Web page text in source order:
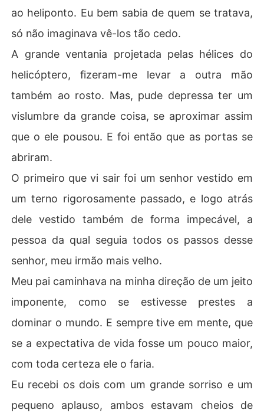
ao heliponto. Eu bem sabia de quem se tratava,
só não imaginava vê-los tão cedo.
A grande ventania projetada pelas hélices do
helicóptero, fizeram-me levar a outra mão
também ao rosto. Mas, pude depressa ter um
vislumbre da grande coisa, se aproximar assim
que o ele pousou. E foi então que as portas se
abriram.
O primeiro que vi sair foi um senhor vestido em
um terno rigorosamente passado, e logo atrás
dele vestido também de forma impecável, a
pessoa da qual seguia todos os passos desse
senhor, meu irmão mais velho.
Meu pai caminhava na minha direção de um jeito
imponente, como se estivesse prestes a
dominar o mundo. E sempre tive em mente, que
se a expectativa de vida fosse um pouco maior,
com toda certeza ele o faria.
Eu recebi os dois com um grande sorriso e um
pequeno aplauso, ambos estavam cheios de